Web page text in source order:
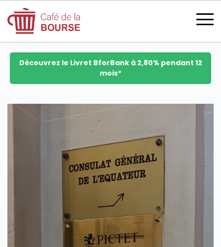
se connecter
devenir membre
Découvrez le Livret BforBank à 2,80% pendant 12
mois*